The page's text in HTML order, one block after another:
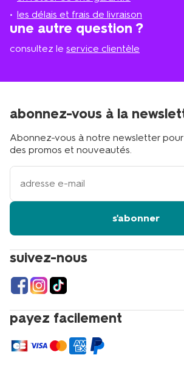
les délais et frais de livraison
une autre question ?
consultez le service clientèle
proche
suivez-nous
payez facilement
abonnez-vous à la
Abonnez-vous à notre newsletter
des promos et nouveautés.
votre
adresse
s'abonner